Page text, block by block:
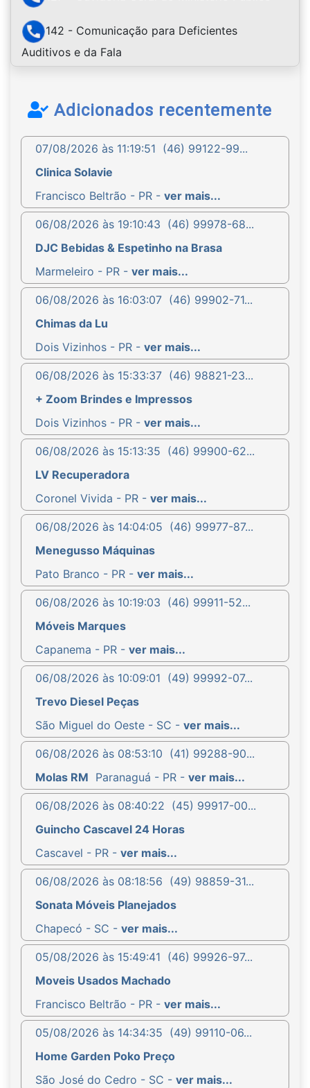
142 - Comunicação para Deficientes
Auditivos e da Fala
Adicionados recentemente
07/08/2026 às 11:19:51 (46) 99122-99...
Clinica Solavie
Francisco Beltrão - PR - ver mais...
06/08/2026 às 19:10:43 (46) 99978-68...
DJC Bebidas & Espetinho na Brasa
Marmeleiro - PR - ver mais...
06/08/2026 às 16:03:07 (46) 99902-71...
Chimas da Lu
Dois Vizinhos - PR - ver mais...
06/08/2026 às 15:33:37 (46) 98821-23...
+ Zoom Brindes e Impressos
Dois Vizinhos - PR - ver mais...
06/08/2026 às 15:13:35 (46) 99900-62...
LV Recuperadora
Coronel Vivida - PR - ver mais...
06/08/2026 às 14:04:05 (46) 99977-87...
Menegusso Máquinas
Pato Branco - PR - ver mais...
06/08/2026 às 10:19:03 (46) 99911-52...
Móveis Marques
Capanema - PR - ver mais...
06/08/2026 às 10:09:01 (49) 99992-07...
Trevo Diesel Peças
São Miguel do Oeste - SC - ver mais...
06/08/2026 às 08:53:10 (41) 99288-90...
Molas RM Paranaguá - PR - ver mais...
06/08/2026 às 08:40:22 (45) 99917-00...
Guincho Cascavel 24 Horas
Cascavel - PR - ver mais...
06/08/2026 às 08:18:56 (49) 98859-31...
Sonata Móveis Planejados
Chapecó - SC - ver mais...
05/08/2026 às 15:49:41 (46) 99926-97...
Moveis Usados Machado
Francisco Beltrão - PR - ver mais...
05/08/2026 às 14:34:35 (49) 99110-06...
Home Garden Poko Preço
São José do Cedro - SC - ver mais...